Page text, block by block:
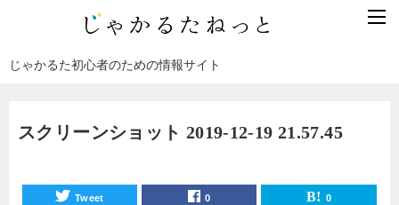
じゃかるた初心者のための情報サイト
スクリーンショット 2019-12-19 21.57.45
Tweet 0 0